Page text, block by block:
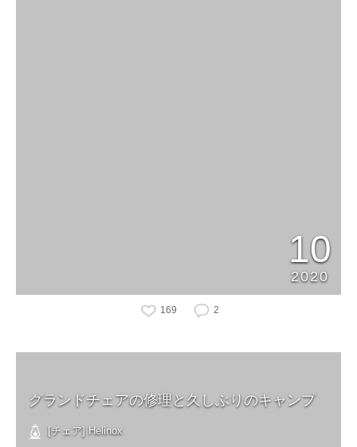
10
2020
169 2
グランドチェアの修理と久しぶりのキャンプ
[チェア] Helinox